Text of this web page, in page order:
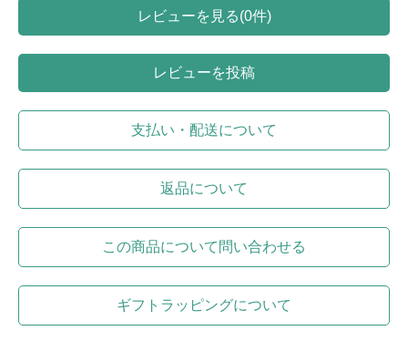
レビューを見る(0件)
レビューを投稿
支払い・配送について
返品について
この商品について問い合わせる
ギフトラッピングについて